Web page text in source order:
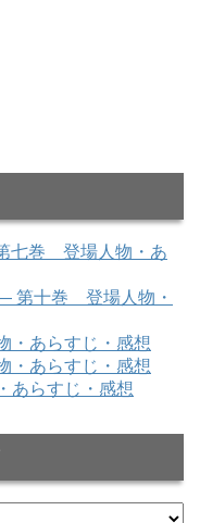
七巻 登場人物・あ
第十巻 登場人物・
・あらすじ・感想
・あらすじ・感想
あらすじ・感想